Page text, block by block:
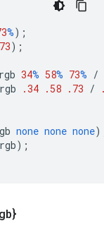
%);
);
34% 58% 73% /
.34 .58 .73 /
none none none
);